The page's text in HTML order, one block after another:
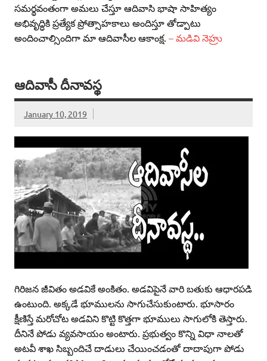
సమర్థవంతంగా అమలు చేస్తూ ఆదివాసి భాషా సాహిత్యం
అభివృద్ధికి ప్రత్యేక ప్రోత్సాహకాలు అందిస్తూ తోడ్పాటు
అందించాల్సిందిగా మా ఆదివాసీల ఆకాంక్ష. – మడివి నెహ్రు
ఆదివాసీ దీనావస్థ
January 10, 2019
గిరిజన జీవితం అడవికే అంకితం. అడవిపైనే వారి బతుకు ఆధారపడి
ఉంటుంది. అక్కడే భూములను సాగుచేసుకుంటారు. భూసారం
క్షీణిస్తే మరోచోట అడవిని కొట్టి కొత్తగా భూములు సాగులోకి తెస్తారు.
దీనినే పోడు వ్యవసాయం అంటారు. ప్రభుత్వం కొన్ని విధా నాలతో
అటవీ శాఖ సిబ్బందిచే దాడులు చేయించడంతో దాదాపుగా పోడు